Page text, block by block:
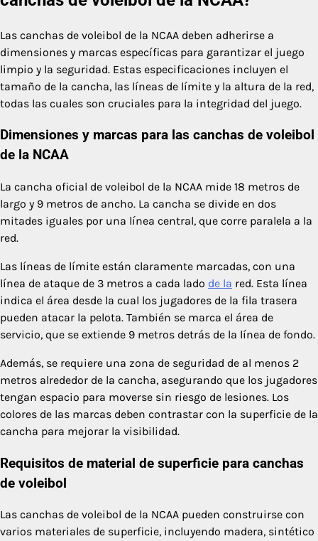
Las canchas de voleibol de la NCAA deben adherirse a
dimensiones y marcas específicas para garantizar el juego
limpio y la seguridad. Estas especificaciones incluyen el
tamaño de la cancha, las líneas de límite y la altura de la red,
todas las cuales son cruciales para la integridad del juego.
Dimensiones y marcas para las canchas de voleibol
de la NCAA
La cancha oficial de voleibol de la NCAA mide 18 metros de
largo y 9 metros de ancho. La cancha se divide en dos
mitades iguales por una línea central, que corre paralela a la
red.
Las líneas de límite están claramente marcadas, con una
línea de ataque de 3 metros a cada lado de la red. Esta línea
indica el área desde la cual los jugadores de la fila trasera
pueden atacar la pelota. También se marca el área de
servicio, que se extiende 9 metros detrás de la línea de fondo.
Además, se requiere una zona de seguridad de al menos 2
metros alrededor de la cancha, asegurando que los jugadores
tengan espacio para moverse sin riesgo de lesiones. Los
colores de las marcas deben contrastar con la superficie de la
cancha para mejorar la visibilidad.
Requisitos de material de superficie para canchas
de voleibol
Las canchas de voleibol de la NCAA pueden construirse con
varios materiales de superficie, incluyendo madera, sintético